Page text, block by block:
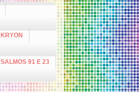
KRYON
SALMOS 91 E 23